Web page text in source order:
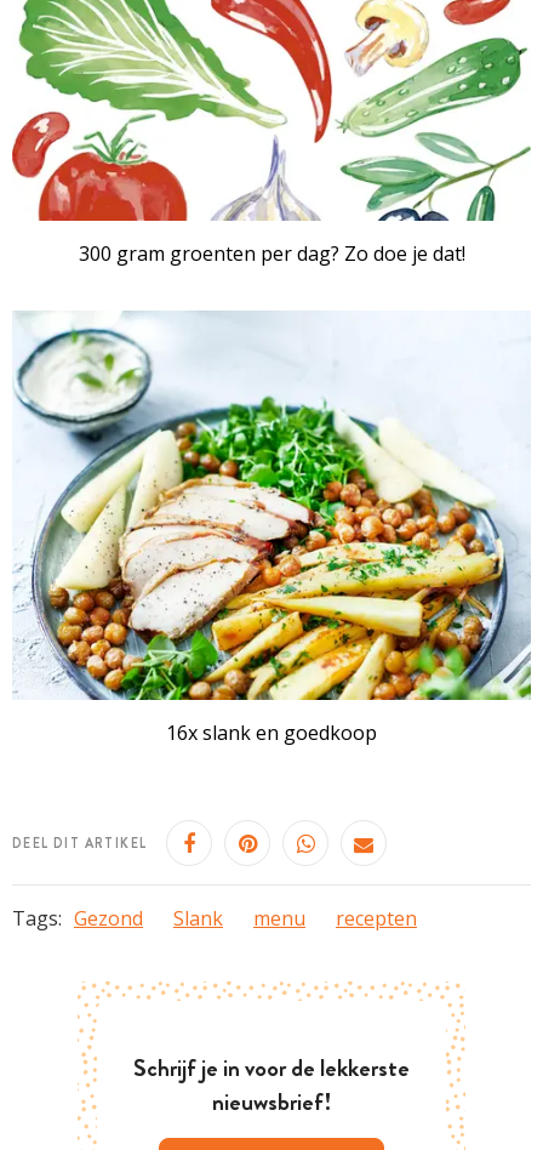
300 gram groenten per dag? Zo doe je dat!
16x slank en goedkoop
DEEL DIT ARTIKEL
Tags: Gezond Slank menu recepten
Schrijf je in voor de lekkerste
nieuwsbrief!